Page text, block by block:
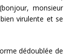
monsieur
virulente et se
dédoublée de